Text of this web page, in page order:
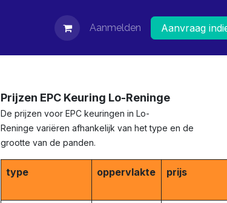
Contact Aanmelden Aanvraag
Prijzen EPC Keuring Lo-Reninge
De prijzen voor EPC keuringen in Lo-
Reninge variëren afhankelijk van het type en de
grootte van de panden.
type oppervlakte prijs